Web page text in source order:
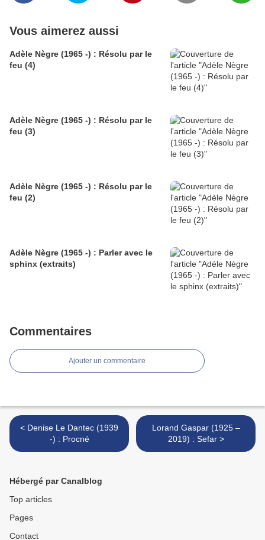
Vous aimerez aussi
Adèle Nègre (1965 -) : Résolu par le
feu (4)
Adèle Nègre (1965 -) : Résolu par le
feu (3)
Adèle Nègre (1965 -) : Résolu par le
feu (2)
Adèle Nègre (1965 -) : Parler avec le
sphinx (extraits)
Commentaires
Ajouter un commentaire
< Denise Le Dantec (1939
-) : Procné
Lorand Gaspar (1925 –
2019) : Sefar >
Hébergé par Canalblog
Top articles
Pages
Contact